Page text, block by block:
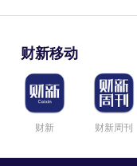
财新移动
财新 财新周刊